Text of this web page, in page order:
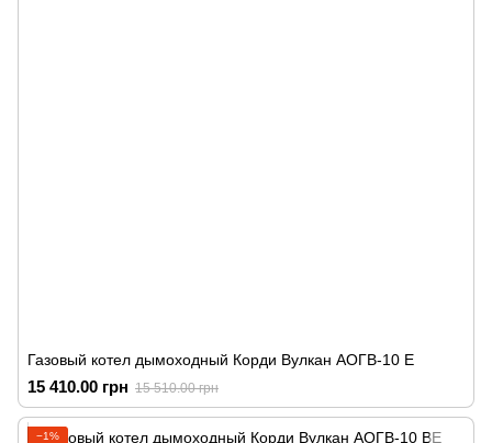
Газовый котел дымоходный Корди Вулкан АОГВ-10 Е
15 410.00 грн 15 510.00 грн
−1%